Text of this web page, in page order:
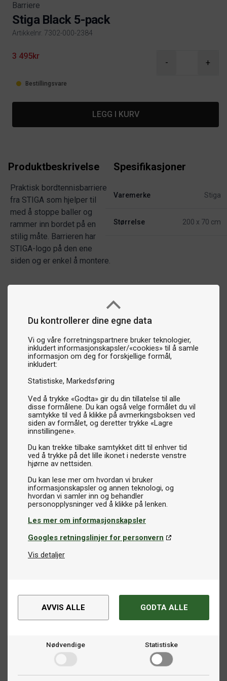
Du kontrollerer dine egne data
Vi og våre forretningspartnere bruker teknologier,
inkludert informasjonskapsler/«cookies» til å samle
informasjon om deg for forskjellige formål,
inkludert:
Statistiske Markedsføring
Ved å trykke «Godta» gir du din tillatelse til alle
disse formålene. Du kan også velge formålet du vil
samtykke til ved å klikke på avmerkingsboksen ved
siden av formålet, og deretter trykke «Lagre
innstillingene».
Du kan trekke tilbake samtykket ditt til enhver tid
ved å trykke på det lille ikonet i nederste venstre
hjørne av nettsiden.
Du kan lese mer om hvordan vi bruker
informasjonskapsler og annen teknologi, og
hvordan vi samler inn og behandler
Les mer om informasjonskapsler
Googles retningslinjer for personvern
Vis detaljer
AVVIS ALLE GODTA ALLE
Nødvendige Statistiske
Barriere
Stiga Black 5-pack
Artikkelnr. 7302-000-2384
Product information
3 495kr
- +
Bestillingsvare
LEGG I KURV
Produktbeskrivelse
Praktisk bordtennisbarriere
fra STIGA som hjelper til
med å stoppe baller og
rammer inn bordet på en
stilig måte. Barrieren har
STIGA-logo på den ene
siden og er enkel å montere.
Spesifikasjoner
Varemerke Stiga
Størrelse 200 x 70 cm